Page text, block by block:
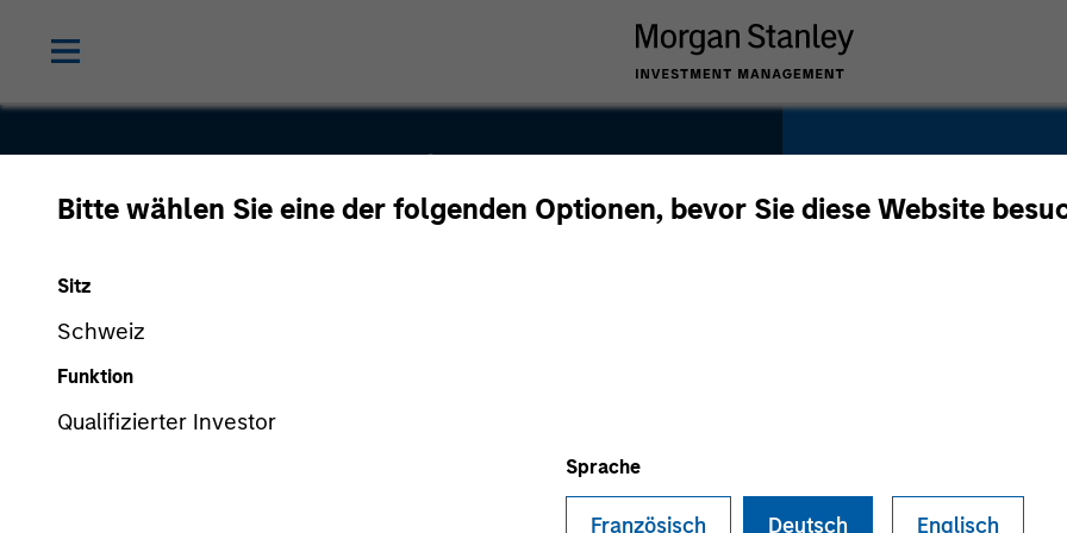
Bitte wählen Sie eine der folgenden Optionen, bevor Sie diese Website
Sitz
Schweiz
Funktion
Qualifizierter Investor
Sprache
Französisch Deutsch Englisch
Alternative
Strategies,
Inc.
Healthcare